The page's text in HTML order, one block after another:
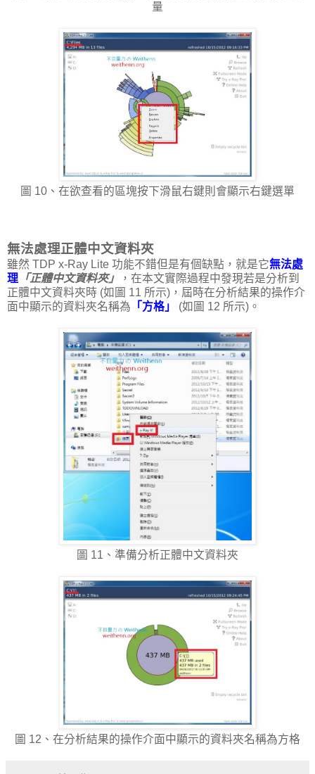
量
圖 10、在欲查看的區塊按下滑鼠右鍵則會顯示右鍵選單
無法處理正體中文資料夾
雖然 TDP x-Ray Lite 功能不錯但是有個缺點，就是它無法處
理 「正體中文資料夾」
，在本文實際過程中發現若是分析到
正體中文資料夾時 (如圖 11 所示)，屆時在分析結果的操作介
面中顯示的資料夾名稱為 「方格」 (如圖 12 所示)。
圖 11、準備分析正體中文資料夾
圖 12、在分析結果的操作介面中顯示的資料夾名稱為方格